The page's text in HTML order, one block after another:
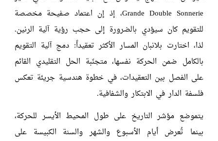
Grande Double Sonnerie، إذ إن اعتماد صفيحة مخصصة
للتقويم كان سيؤدي بالضرورة إلى حجب رؤية آلية الرنين.
لذا، اختارت بلانبان المسار الأكثر تعقيداً: دمج آلية التقويم
بالكامل ضمن الحركة نفسها، متجنّبة الحل التقليدي القائم
على الفصل بين التعقيدات، في خطوة هندسية جريئة تعكس
فلسفة الدار في الابتكار والشفافية.
يتموضع مؤشر التاريخ على طول المحيط الأيسر للحركة،
بينما تُعرض أيام الأسبوع والشهر والسنة الكبيسة على